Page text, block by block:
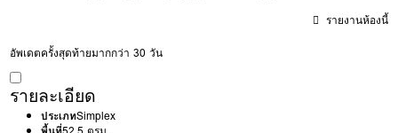
รายงานห้องนี้
อัพเดตครั้งสุดท้ายมากกว่า 30 วัน
รายละเอียด
ประเภทSimplex